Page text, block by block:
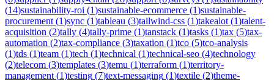
(14)sustainability-roi (1)sustainable-ecommerce (1)sustainable-
procurement (1)sync (1)tableau (3)tailwind-css (1)takealot (1)talent-
acquisition (2)tally (4)tally-prime (1)tanstack (1)tasks (1)tax (5)tax-
automation (2)tax-compliance (3)taxation (1)tco (5)tco-analysis
(1)tds (1)team (1)tech (1)technical (1)technical-seo (4)technology
(2)telecom (3)templates (3)temu (1)terraform (1)territory-
management (1)testing (7)text-messaging (1)textile (2)theme-